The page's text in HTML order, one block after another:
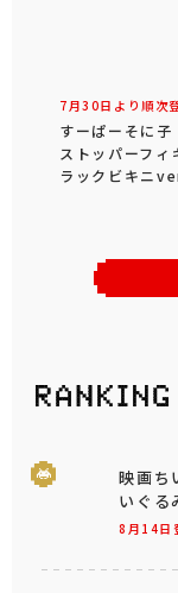
7月30日より順次
すーぱーそに
ストッパーフ
ラックビキニ
8月14日
映画ち
いぐる